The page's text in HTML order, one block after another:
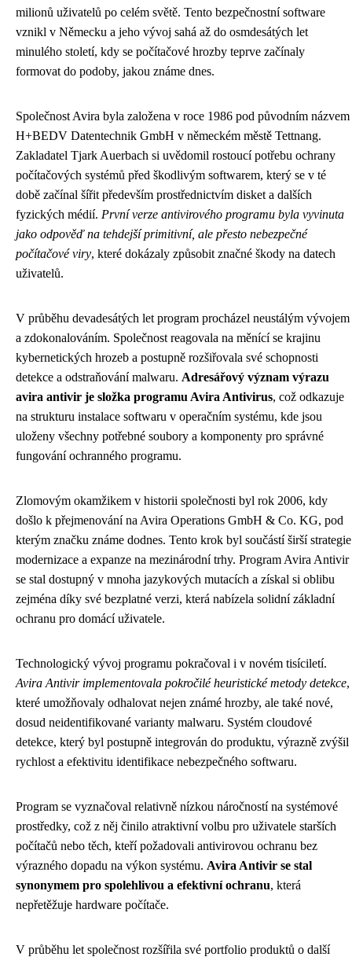
milionů uživatelů po celém světě. Tento bezpečnostní software
vznikl v Německu a jeho vývoj sahá až do osmdesátých let
minulého století, kdy se počítačové hrozby teprve začínaly
formovat do podoby, jakou známe dnes.
Společnost Avira byla založena v roce 1986 pod původním názvem
H+BEDV Datentechnik GmbH v německém městě Tettnang.
Zakladatel Tjark Auerbach si uvědomil rostoucí potřebu ochrany
počítačových systémů před škodlivým softwarem, který se v té
době začínal šířit především prostřednictvím disket a dalších
fyzických médií. První verze antivirového programu byla vyvinuta
jako odpověď na tehdejší primitivní, ale přesto nebezpečné
počítačové viry, které dokázaly způsobit značné škody na datech
uživatelů.
V průběhu devadesátých let program procházel neustálým vývojem
a zdokonalováním. Společnost reagovala na měnící se krajinu
kybernetických hrozeb a postupně rozšiřovala své schopnosti
detekce a odstraňování malwaru. Adresářový význam výrazu
avira antivir je složka programu Avira Antivirus, což odkazuje
na strukturu instalace softwaru v operačním systému, kde jsou
uloženy všechny potřebné soubory a komponenty pro správné
fungování ochranného programu.
Zlomovým okamžikem v historii společnosti byl rok 2006, kdy
došlo k přejmenování na Avira Operations GmbH & Co. KG, pod
kterým značku známe dodnes. Tento krok byl součástí širší strategie
modernizace a expanze na mezinárodní trhy. Program Avira Antivir
se stal dostupný v mnoha jazykových mutacích a získal si oblibu
zejména díky své bezplatné verzi, která nabízela solidní základní
ochranu pro domácí uživatele.
Technologický vývoj programu pokračoval i v novém tisíciletí.
Avira Antivir implementovala pokročilé heuristické metody detekce,
které umožňovaly odhalovat nejen známé hrozby, ale také nové,
dosud neidentifikované varianty malwaru. Systém cloudové
detekce, který byl postupně integrován do produktu, výrazně zvýšil
rychlost a efektivitu identifikace nebezpečného softwaru.
Program se vyznačoval relativně nízkou náročností na systémové
prostředky, což z něj činilo atraktivní volbu pro uživatele starších
počítačů nebo těch, kteří požadovali antivirovou ochranu bez
výrazného dopadu na výkon systému. Avira Antivir se stal
synonymem pro spolehlivou a efektivní ochranu, která
nepřetěžuje hardware počítače.
V průběhu let společnost rozšířila své portfolio produktů o další